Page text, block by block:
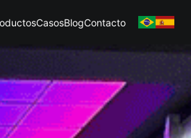
CasosBlogContacto